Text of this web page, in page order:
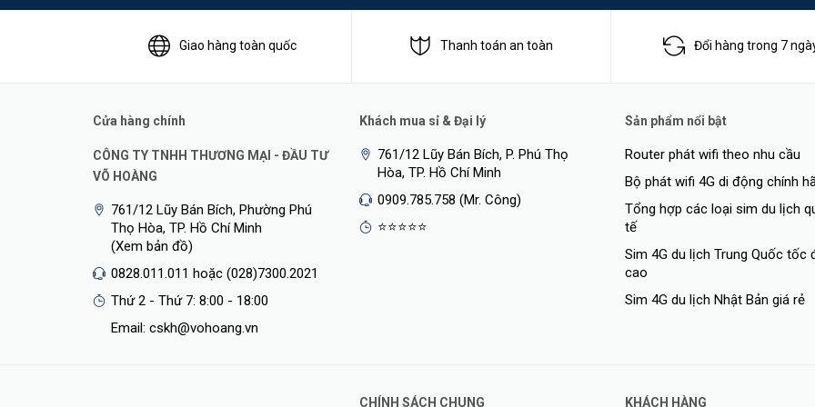
đoán và bảo trì định kỳ. Quản trị viên có thể sử dụng nhiều phương pháp để quản lý dễ dàng hơn, bao gồm CLI, quản lý web,
CWMP (TR069) ，, v.v.
RG-S2952G-E
hỗ trợ đầy đủ RG-SNC (Smart Network Commander), là hệ thống quản lý mạng do Ruijie Networks đưa ra, được
đặc biệt để quản lý và cấu hình hiệu suất mạng. Với giao diện người dùng trình duyệt thân thiện, SNC cung cấp một loạt các tính
như hiển thị cấu trúc liên kết mạng, quản lý thiết bị, giám sát hiệu suất, cấu hình & quản lý phần mềm, cảnh báo thời gian thực và
nhật ký & báo cáo.
Giao hàng toàn quốc Thanh toán an toàn Đổi hàng trong 7
Cửa hàng chính
CÔNG TY TNHH THƯƠNG MẠI - ĐẦU TƯ
VÕ HOÀNG
761/12 Lũy Bán Bích, Phường Phú
Thọ Hòa, TP. Hồ Chí Minh
(Xem bản đồ)
0828.011.011 hoặc (028)7300.2021
Thứ 2 - Thứ 7: 8:00 - 18:00
Email: cskh@vohoang.vn
Khách mua sỉ & Đại lý
761/12 Lũy Bán Bích, P. Phú Thọ
Hòa, TP. Hồ Chí Minh
0909.785.758 (Mr. Công)
⭐⭐⭐⭐⭐
Sản phẩm nổi bật
Router phát wifi theo nhu cầu
Bộ phát wifi 4G di động chính
Tổng hợp các loại sim du lịch
tế
Sim 4G du lịch Trung Quốc tốc
cao
Sim 4G du lịch Nhật Bản giá rẻ
CHÍNH SÁCH CHUNG KHÁCH HÀNG